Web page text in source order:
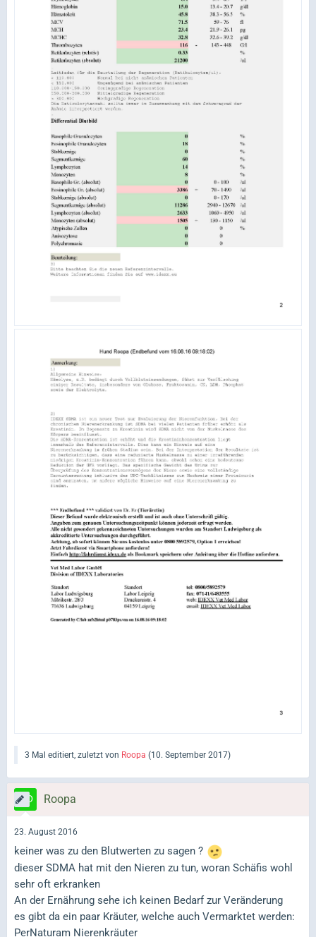
3 Mal editiert, zuletzt von Roopa (10. September 2017)
Roopa
23. August 2016
keiner was zu den Blutwerten zu sagen ?
dieser SDMA hat mit den Nieren zu tun, woran Schäfis wohl
sehr oft erkranken
An der Ernährung sehe ich keinen Bedarf zur Veränderung
es gibt da ein paar Kräuter, welche auch Vermarktet werden:
PerNaturam Nierenkräuter